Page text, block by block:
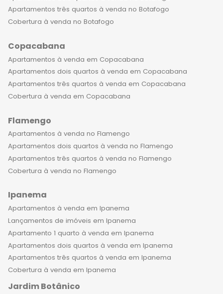
Apartamentos três quartos à venda no Botafogo
Cobertura à venda no Botafogo
Copacabana
Apartamentos à venda em Copacabana
Apartamentos dois quartos à venda em Copacabana
Apartamentos três quartos à venda em Copacabana
Cobertura à venda em Copacabana
Flamengo
Apartamentos à venda no Flamengo
Apartamentos dois quartos à venda no Flamengo
Apartamentos três quartos à venda no Flamengo
Cobertura à venda no Flamengo
Ipanema
Apartamentos à venda em Ipanema
Lançamentos de imóveis em Ipanema
Apartamento 1 quarto à venda em Ipanema
Apartamentos dois quartos à venda em Ipanema
Apartamentos três quartos à venda em Ipanema
Cobertura à venda em Ipanema
Jardim Botânico